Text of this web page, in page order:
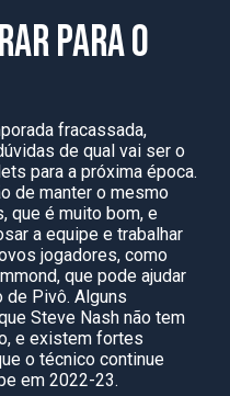
PARA O
fracassada,
de qual vai ser o
para a próxima época.
de manter o mesmo
que é muito bom, e
a equipe e trabalhar
jogadores, como
que pode ajudar
de Pivô. Alguns
Steve Nash não tem
e existem fortes
o técnico continue
em 2022-23.